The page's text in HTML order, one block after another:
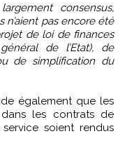
consensus,
n’aient pas encore été
de loi de finances
de l’Etat), de
de simplification du
également que les
dans les contrats de
soient rendus